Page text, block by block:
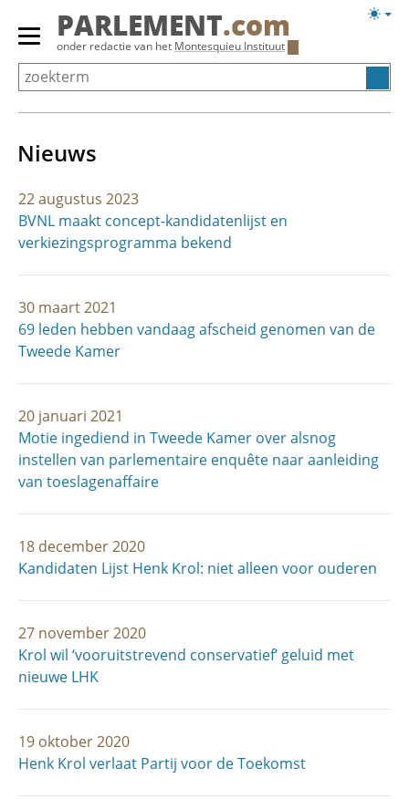
Overslaan
Primair
menu
tonen/verbergen
PARLEMENT.com
onder redactie van het Montesquieu Instituut
Nieuws
22 augustus 2023
BVNL maakt concept-kandidatenlijst en
verkiezingsprogramma bekend
30 maart 2021
69 leden hebben vandaag afscheid genomen van de
Tweede Kamer
20 januari 2021
Motie ingediend in Tweede Kamer over alsnog
instellen van parlementaire enquête naar aanleiding
van toeslagenaffaire
18 december 2020
Kandidaten Lijst Henk Krol: niet alleen voor ouderen
27 november 2020
Krol wil ‘vooruitstrevend conservatief’ geluid met
nieuwe LHK
19 oktober 2020
Henk Krol verlaat Partij voor de Toekomst